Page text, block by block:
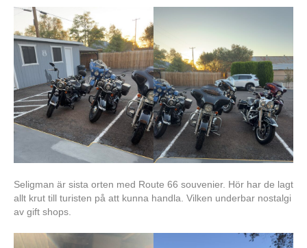
Seligman är sista orten med Route 66 souvenier. Hör har de lagt
allt krut till turisten på att kunna handla. Vilken underbar nostalgi
av gift shops.